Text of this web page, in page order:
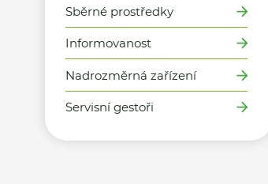
Sběrné prostředky
Informovanost
Nadrozměrná zařízení
Servisní gestoři